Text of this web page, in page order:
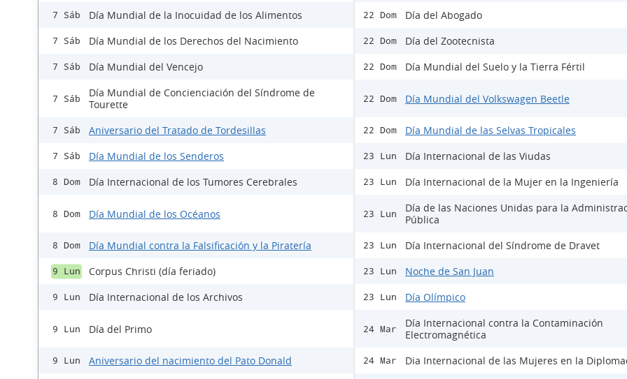
7 Sáb Día Mundial de la Inocuidad de los Alimentos
7 Sáb Día Mundial de los Derechos del Nacimiento
7 Sáb Día Mundial del Vencejo
7 Sáb
Día Mundial de Concienciación del Síndrome de
Tourette
7 Sáb Aniversario del Tratado de Tordesillas
7 Sáb Día Mundial de los Senderos
8 Dom Día Internacional de los Tumores Cerebrales
8 Dom Día Mundial de los Océanos
8 Dom Día Mundial contra la Falsificación y la Piratería
9 Lun Corpus Christi (día feriado)
9 Lun Día Internacional de los Archivos
9 Lun Día del Primo
9 Lun Aniversario del nacimiento del Pato Donald
22 Dom Día del Abogado
22 Dom Día del Zootecnista
22 Dom Día Mundial del Suelo y la Tierra Fértil
22 Dom Día Mundial del Volkswagen Beetle
22 Dom Día Mundial de las Selvas Tropicales
23 Lun Día Internacional de las Viudas
23 Lun Día Internacional de la Mujer en la Ingeniería
23 Lun
Día de las Naciones Unidas para la
Pública
23 Lun Día Internacional del Síndrome de Dravet
23 Lun Noche de San Juan
23 Lun Día Olímpico
24 Mar
Día Internacional contra la Contaminación
Electromagnética
24 Mar Dia Internacional de las Mujeres en la